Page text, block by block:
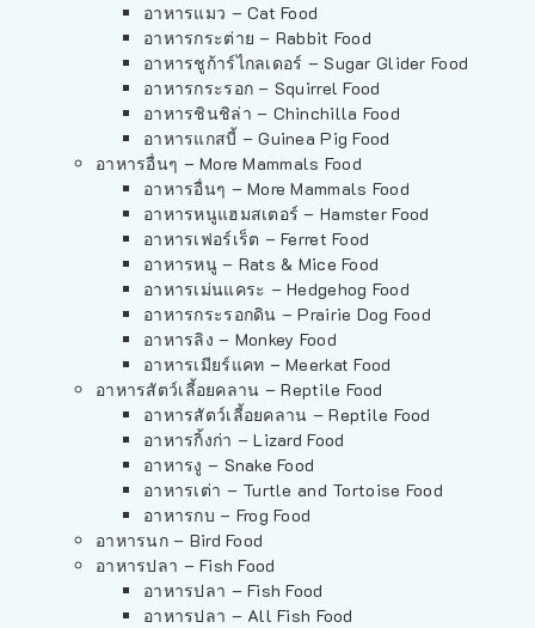
อาหารแมว – Cat Food
อาหารกระต่าย – Rabbit Food
อาหารชูก้าร์ไกลเดอร์ – Sugar Glider Food
อาหารกระรอก – Squirrel Food
อาหารชินชิล่า – Chinchilla Food
อาหารแกสบี้ – Guinea Pig Food
อาหารอื่นๆ – More Mammals Food
อาหารอื่นๆ – More Mammals Food
อาหารหนูแฮมสเตอร์ – Hamster Food
อาหารเฟอร์เร็ต – Ferret Food
อาหารหนู – Rats & Mice Food
อาหารเม่นแคระ – Hedgehog Food
อาหารกระรอกดิน – Prairie Dog Food
อาหารลิง – Monkey Food
อาหารเมียร์แคท – Meerkat Food
อาหารสัตว์เลี้อยคลาน – Reptile Food
อาหารสัตว์เลี้อยคลาน – Reptile Food
อาหารกิ้งก่า – Lizard Food
อาหารงู – Snake Food
อาหารเต่า – Turtle and Tortoise Food
อาหารกบ – Frog Food
อาหารนก – Bird Food
อาหารปลา – Fish Food
อาหารปลา – Fish Food
อาหารปลา – All Fish Food